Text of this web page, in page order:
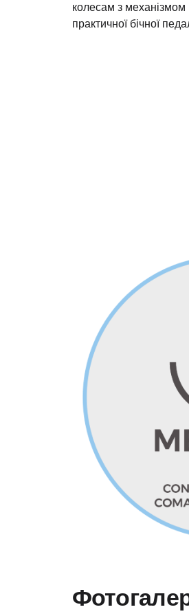
колесам з
практичної бічної